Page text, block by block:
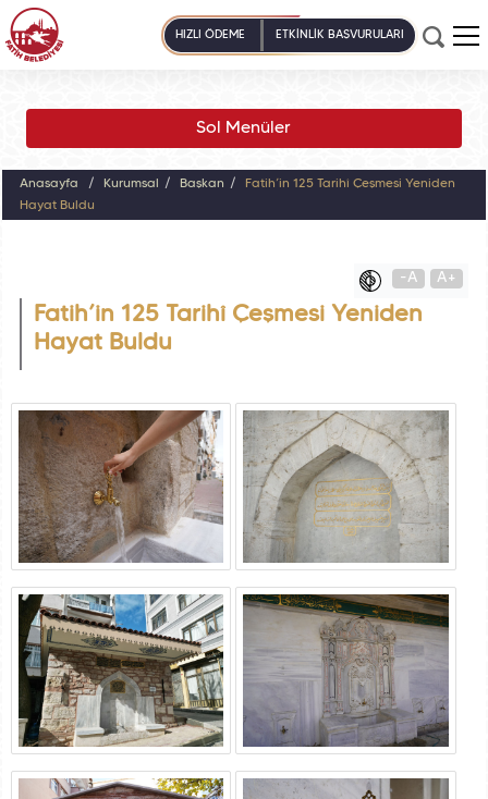
HIZLI ÖDEME ETKİNLİK BAŞVURULARI
Sol Menüler
Anasayfa Kurumsal Başkan
Fatih’in 125 Tarihî Çeşmesi Yeniden
Hayat Buldu
-A A+
Fatih’in 125 Tarihî Çeşmesi Yeniden
Hayat Buldu